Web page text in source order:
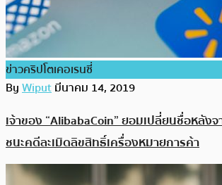
ข่าวคริปโตเคอเรนซี่
ByWiputมีนาคม 14, 2019
เจ้าของ “AlibabaCoin” ยอมเปลี่ยนชื่อหลัง
ชนะคดีละเมิดลิขสิทธิ์เครื่องหมายการค้า